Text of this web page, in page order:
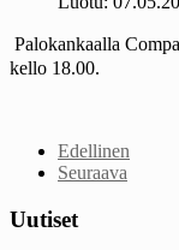
Palokankaalla
kello 18.00.
Edellinen
Seuraava
Uutiset